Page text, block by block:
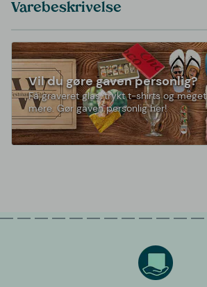
Varebeskrivelse
Vil du gøre gaven personlig?
Få graveret glas, trykt t-shirts og meget
mere. Gør gaven personlig her!